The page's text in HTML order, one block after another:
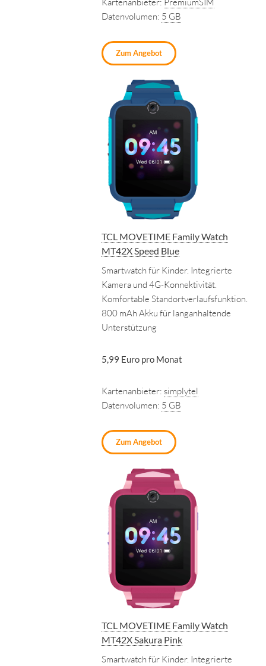
Datenvolumen: 5 GB
Zum Angebot
TCL MOVETIME Family Watch
MT42X Speed Blue
Smartwatch für Kinder. Integrierte
Kamera und 4G-Konnektivität.
Komfortable Standortverlaufsfunktion.
800 mAh Akku für langanhaltende
Unterstützung
5,99 Euro pro Monat
Kartenanbieter: simplytel
Datenvolumen: 5 GB
Zum Angebot
TCL MOVETIME Family Watch
MT42X Sakura Pink
Smartwatch für Kinder. Integrierte